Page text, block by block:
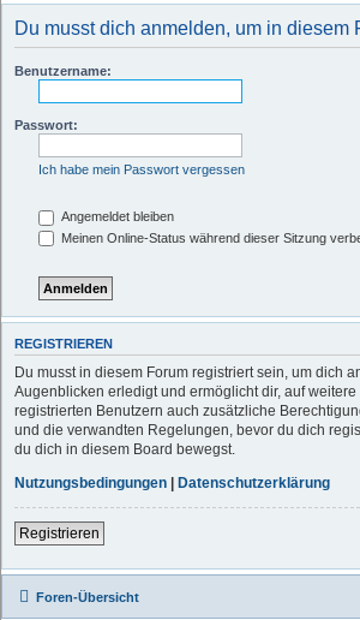
Du musst dich anmelden, um in diesem
Benutzername:
Passwort:
Ich habe mein Passwort vergessen
Angemeldet bleiben
Meinen Online-Status während dieser Sitzung
REGISTRIEREN
Du musst in diesem Forum registriert sein, um dich
Augenblicken erledigt und ermöglicht dir, auf
registrierten Benutzern auch zusätzliche
und die verwandten Regelungen, bevor du dich
du dich in diesem Board bewegst.
Nutzungsbedingungen | Datenschutzerklärung
Registrieren
Foren-Übersicht